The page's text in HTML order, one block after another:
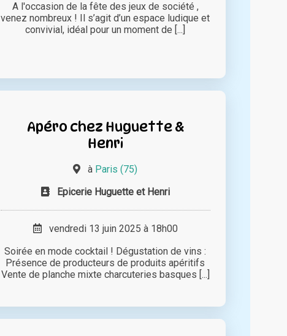
A l'occasion de la fête des jeux de société ,
venez nombreux ! Il s’agit d’un espace ludique et
convivial, idéal pour un moment de [...]
Apéro chez Huguette &
Henri
à Paris (75)
Epicerie Huguette et Henri
vendredi 13 juin 2025 à 18h00
Soirée en mode cocktail ! Dégustation de vins :
Présence de producteurs de produits apéritifs
Vente de planche mixte charcuteries basques [...]